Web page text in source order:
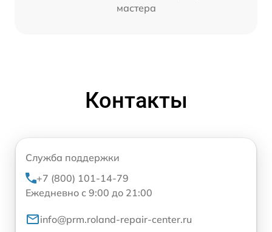
мастера
Контакты
Служба поддержки
+7 (800) 101-14-79
Ежедневно с 9:00 до 21:00
info@prm.roland-repair-center.ru